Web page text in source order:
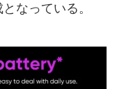
なっている。